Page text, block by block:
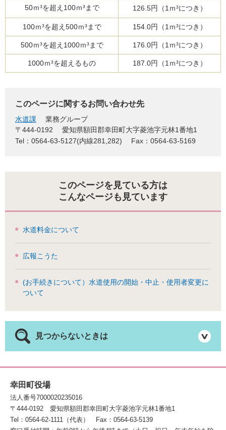
50ｍ³を超え100ｍ³まで 126.5円（1ｍ³につき）
100ｍ³を超え500ｍ³まで 154.0円（1ｍ³につき）
500ｍ³を超え1000ｍ³まで 176.0円（1ｍ³につき）
1000ｍ³を超えるもの 187.0円（1ｍ³につき）
このページに関するお問い合わせ先
水道課
業務グループ
〒444-0192
愛知県額田郡幸田町大字菱池字元林1番地1
Tel：0564-63-5127(内線281,282)
Fax：0564-63-5169
このページを見ている方は
こんなページも見ています
水道料金について
広報こうた
(お手続きについて）水道使用の開始・中止・使用者変更に
ついて
見つからないときは
幸田町役場
法人番号7000020235016
〒444-0192
愛知県額田郡幸田町大字菱池字元林1番地1
Tel：0564-62-1111（代表）
Fax：0564-63-5139